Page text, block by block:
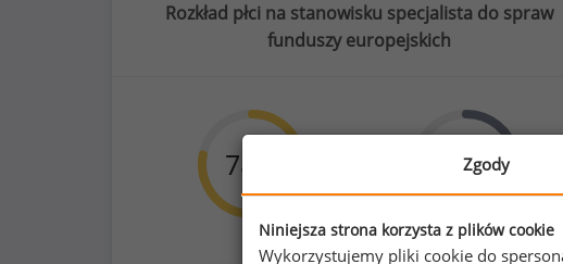
Rozkład płci na stanowisku specjalista do spraw
funduszy europejskich
78 22%
82%
możliwość pracy zdalnej
Zgody
Niniejsza strona korzysta z plików cookie
Wykorzystujemy pliki cookie do